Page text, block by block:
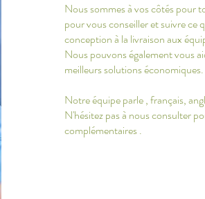
Nous sommes à vos côtés pour
pour vous conseiller et suivre ce
conception à la livraison aux
Nous pouvons également vous
meilleurs solutions économiques.
Notre équipe parle , français,
N'hésitez pas à nous consulter
complémentaires .